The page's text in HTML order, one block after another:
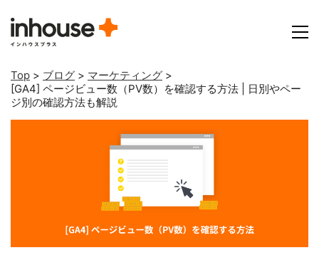
Top > ブログ > マーケティング >
[GA4] ページビュー数（PV数）を確認する方法 | 日別やペー
ジ別の確認方法も解説